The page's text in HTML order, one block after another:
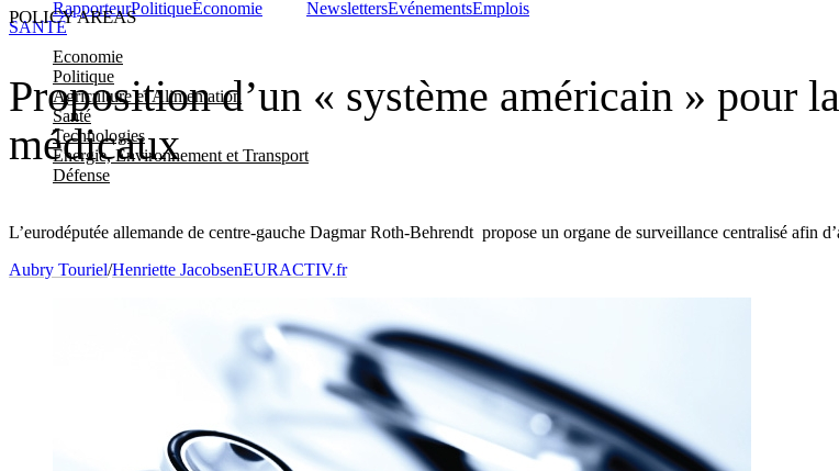
POLICY AREAS
Economie
Politique
Agriculture et Alimentation
Santé
Technologies
Energie, Environnement et Transport
Défense
RapporteurPolitiqueÉconomie NewslettersEvénementsEmplois
Proposition d’un « système américain » pour
médicaux
L’eurodéputée allemande de centre-gauche Dagmar Roth-Behrendt propose un organe de surveillance centralisé afin
SANTÉ
Aubry Touriel/Henriette JacobsenEURACTIV.fr